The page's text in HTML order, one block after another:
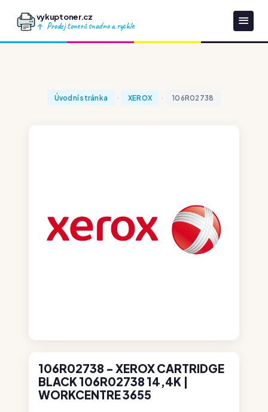
vykuptoner.cz
Prodej tonerů snadno a rychle
Úvodní stránka XEROX 106R02738
106R02738 - XEROX CARTRIDGE
BLACK 106R02738 14,4K |
WORKCENTRE 3655